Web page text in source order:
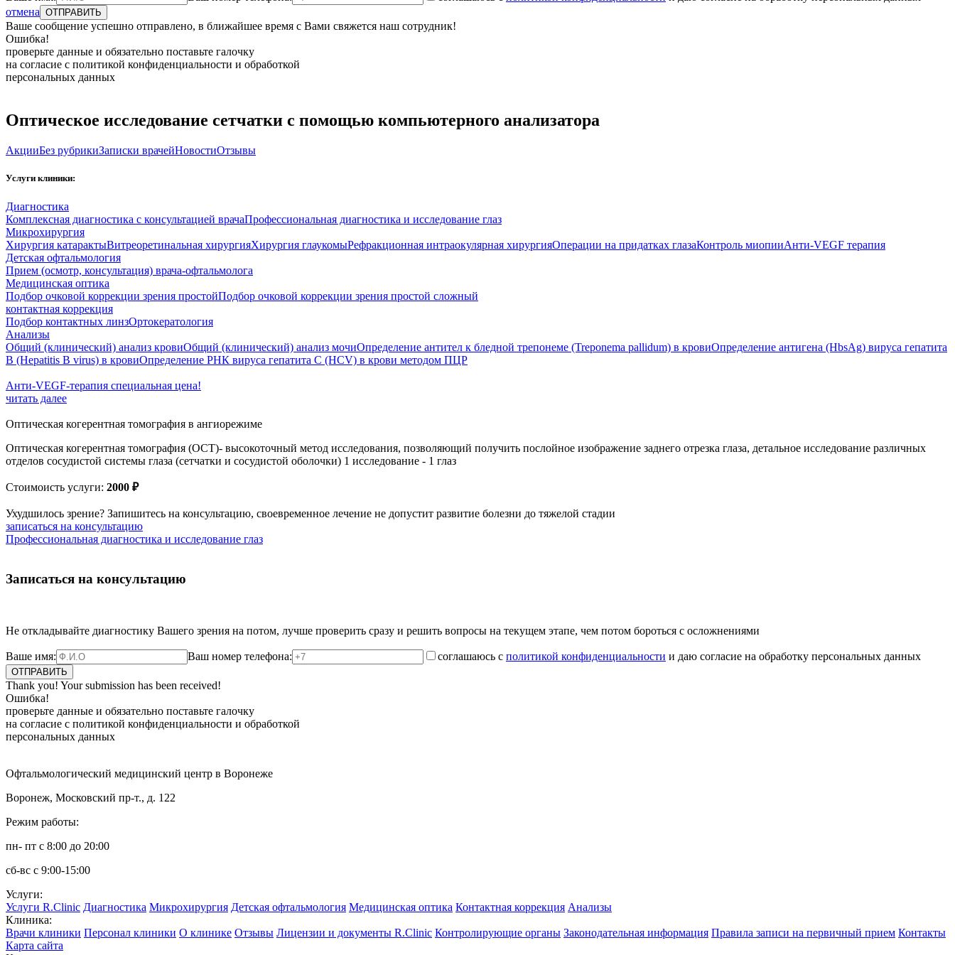
отмена
Ваше сообщение успешно отправлено, в ближайшее время с Вами свяжется наш сотрудник!
Ошибка!
проверьте данные и обязательно поставьте галочку
на согласие с политикой конфиденциальности и обработкой
персональных данных
Оптическое исследование сетчатки с помощью компьютерного анализатора
АкцииБез рубрикиЗаписки врачейНовостиОтзывы
Услуги клиники:
Диагностика
Комплексная диагностика с консультацией врачаПрофессиональная диагностика и исследование глаз
Микрохирургия
Хирургия катарактыВитреоретинальная хирургияХирургия глаукомыРефракционная интраокулярная хирургияОперации на придатках глазаКонтроль миопииАнти-VEGF терапия
Детская офтальмология
Прием (осмотр, консультация) врача-офтальмолога
Медицинская оптика
Подбор очковой коррекции зрения простойПодбор очковой коррекции зрения простой сложный
контактная коррекция
Подбор контактных линзОртокератология
Анализы
Общий (клинический) анализ кровиОбщий (клинический) анализ мочиОпределение антител к бледной трепонеме (Treponema pallidum) в кровиОпределение антигена (HbsAg) вируса гепатита
B (Hepatitis B virus) в кровиОпределение РНК вируса гепатита С (HCV) в крови методом ПЦР
Анти‑VEGF‑терапия специальная цена!
читать далее
Оптическая когерентная томография в ангиорежиме
Оптическая когерентная томография (ОСТ)- высокоточный метод исследования, позволяющий получить послойное изображение заднего отрезка глаза, детальное исследование различных
отделов сосудистой системы глаза (сетчатки и сосудистой оболочки) 1 исследование - 1 глаз
Стоимоисть услуги: 2000 ₽
Ухудшилось зрение? Запишитесь на консультацию, своевременное лечение не допустит развитие болезни до тяжелой стадии
записаться на консультацию
Профессиональная диагностика и исследование глаз
Записаться на консультацию
Не откладывайте диагностику Вашего зрения на потом, лучше проверить сразу и решить вопросы на текущем этапе, чем потом бороться с осложнениями
Ваше имя: Ваш номер телефона: соглашаюсь с политикой конфиденциальности и даю согласие на обработку персональных данных
Thank you! Your submission has been received!
Ошибка!
проверьте данные и обязательно поставьте галочку
на согласие с политикой конфиденциальности и обработкой
персональных данных
Офтальмологический медицинский центр в Воронеже
Воронеж, Московский пр-т., д. 122
Режим работы:
пн- пт с 8:00 до 20:00
сб-вс с 9:00-15:00
Услуги:
Услуги R.Clinic Диагностика Микрохирургия Детская офтальмология Медицинская оптика Контактная коррекция Анализы
Клиника:
Врачи клиники Персонал клиники О клинике Отзывы Лицензии и документы R.Clinic Контролирующие органы Законодательная информация Правила записи на первичный прием Контакты
Карта сайта